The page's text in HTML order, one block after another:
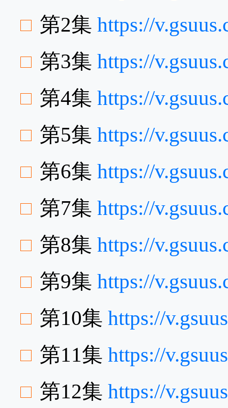
第2集 https://
第3集 https://
第4集 https://
第5集 https://
第6集 https://
第7集 https://
第8集 https://
第9集 https://
第10集 https://
第11集 https://
第12集 https://